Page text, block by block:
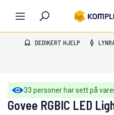
DEDIKERT HJELP
33 personer har sett på
Govee RGBIC LED